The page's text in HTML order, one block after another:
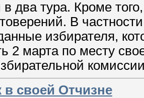
в два тура. Кроме
В
избирателя,
2 марта по месту
своей Отчизне